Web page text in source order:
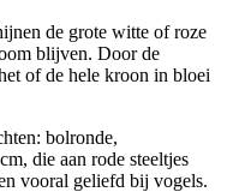
de grote witte of roze
blijven. Door de
of de hele kroon in bloei
bolronde,
die aan rode steeltjes
vooral geliefd bij vogels.